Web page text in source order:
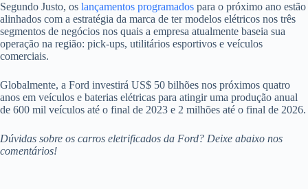
Segundo Justo, os lançamentos programados para o próximo ano estão
alinhados com a estratégia da marca de ter modelos elétricos nos três
segmentos de negócios nos quais a empresa atualmente baseia sua
operação na região: pick-ups, utilitários esportivos e veículos
comerciais.
Globalmente, a Ford investirá US$ 50 bilhões nos próximos quatro
anos em veículos e baterias elétricas para atingir uma produção anual
de 600 mil veículos até o final de 2023 e 2 milhões até o final de 2026.
Dúvidas sobre os carros eletrificados da Ford? Deixe abaixo nos
comentários!